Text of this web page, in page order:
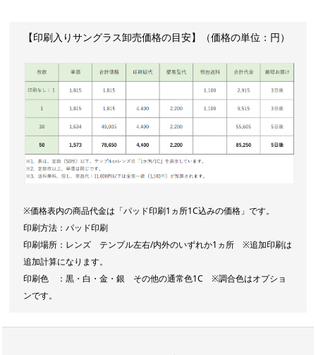
【印刷入りサングラス卸売価格の目安】（価格の単位：円）
※価格表内の商品代金は「パッド印刷1ヵ所1C込みの価格」です。
印刷方法：パッド印刷
印刷場所：レンズ テンプル左右/内外のいずれか1ヵ所 ※追加印刷は
追加計算になります。
印刷色 ：黒・白・金・銀 その他の通常色1C ※調合色はオプショ
ンです。